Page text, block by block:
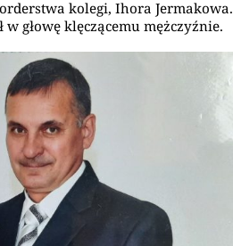
kolegi, Ihora Jermakowa.
głowę klęczącemu mężczyźnie.